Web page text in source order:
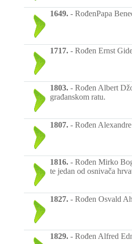
1649. - RođenPapa
1717. - Rođen Ernst
1803. - Rođen Albert
građanskom ratu.
1807. - Rođen
1816. - Rođen Mirko
te jedan od osnivača
1827. - Rođen Osvald
1829. - Rođen Alfred